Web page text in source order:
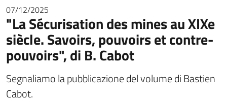
07/12/2025
"La Sécurisation des mines au XIXe
siècle. Savoirs, pouvoirs et contre-
pouvoirs", di B. Cabot
Segnaliamo la pubblicazione del volume di Bastien
Cabot.